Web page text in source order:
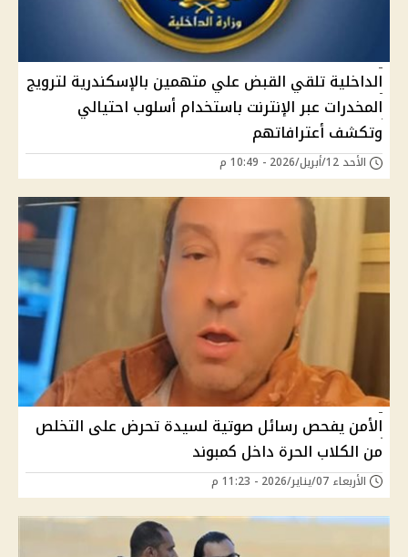
الداخلية تلقي القبض علي متهمين بالإسكندرية لترويج
المخدرات عبر الإنترنت باستخدام أسلوب احتيالي
وتكشف أعترافاتهم
الأحد 12/أبريل/2026 - 10:49 م
الأمن يفحص رسائل صوتية لسيدة تحرض على التخلص
من الكلاب الحرة داخل كمبوند
الأربعاء 07/يناير/2026 - 11:23 م